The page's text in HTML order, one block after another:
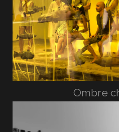
Ombre